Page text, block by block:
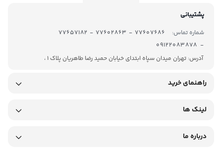
میگردند . از آنجاییکه برای تولید این محصول رنگ را با پی وی سی
متریال بسیار طولانی تر میشود. روز رنگ خام در مقابل نور مستقیم
پشتیبانی
شماره تماس:
- 09122083878
آدرس: تهران میدان سپاه ابتدای خیابان حمید رضا طاهریان پلاک 1 ،
راهنمای خرید
لینک ها
درباره ما